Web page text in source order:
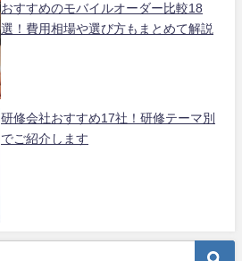
おすすめのモバイルオーダー比較18
選！費用相場や選び方もまとめて解説
研修会社おすすめ17社！研修テーマ別
でご紹介します